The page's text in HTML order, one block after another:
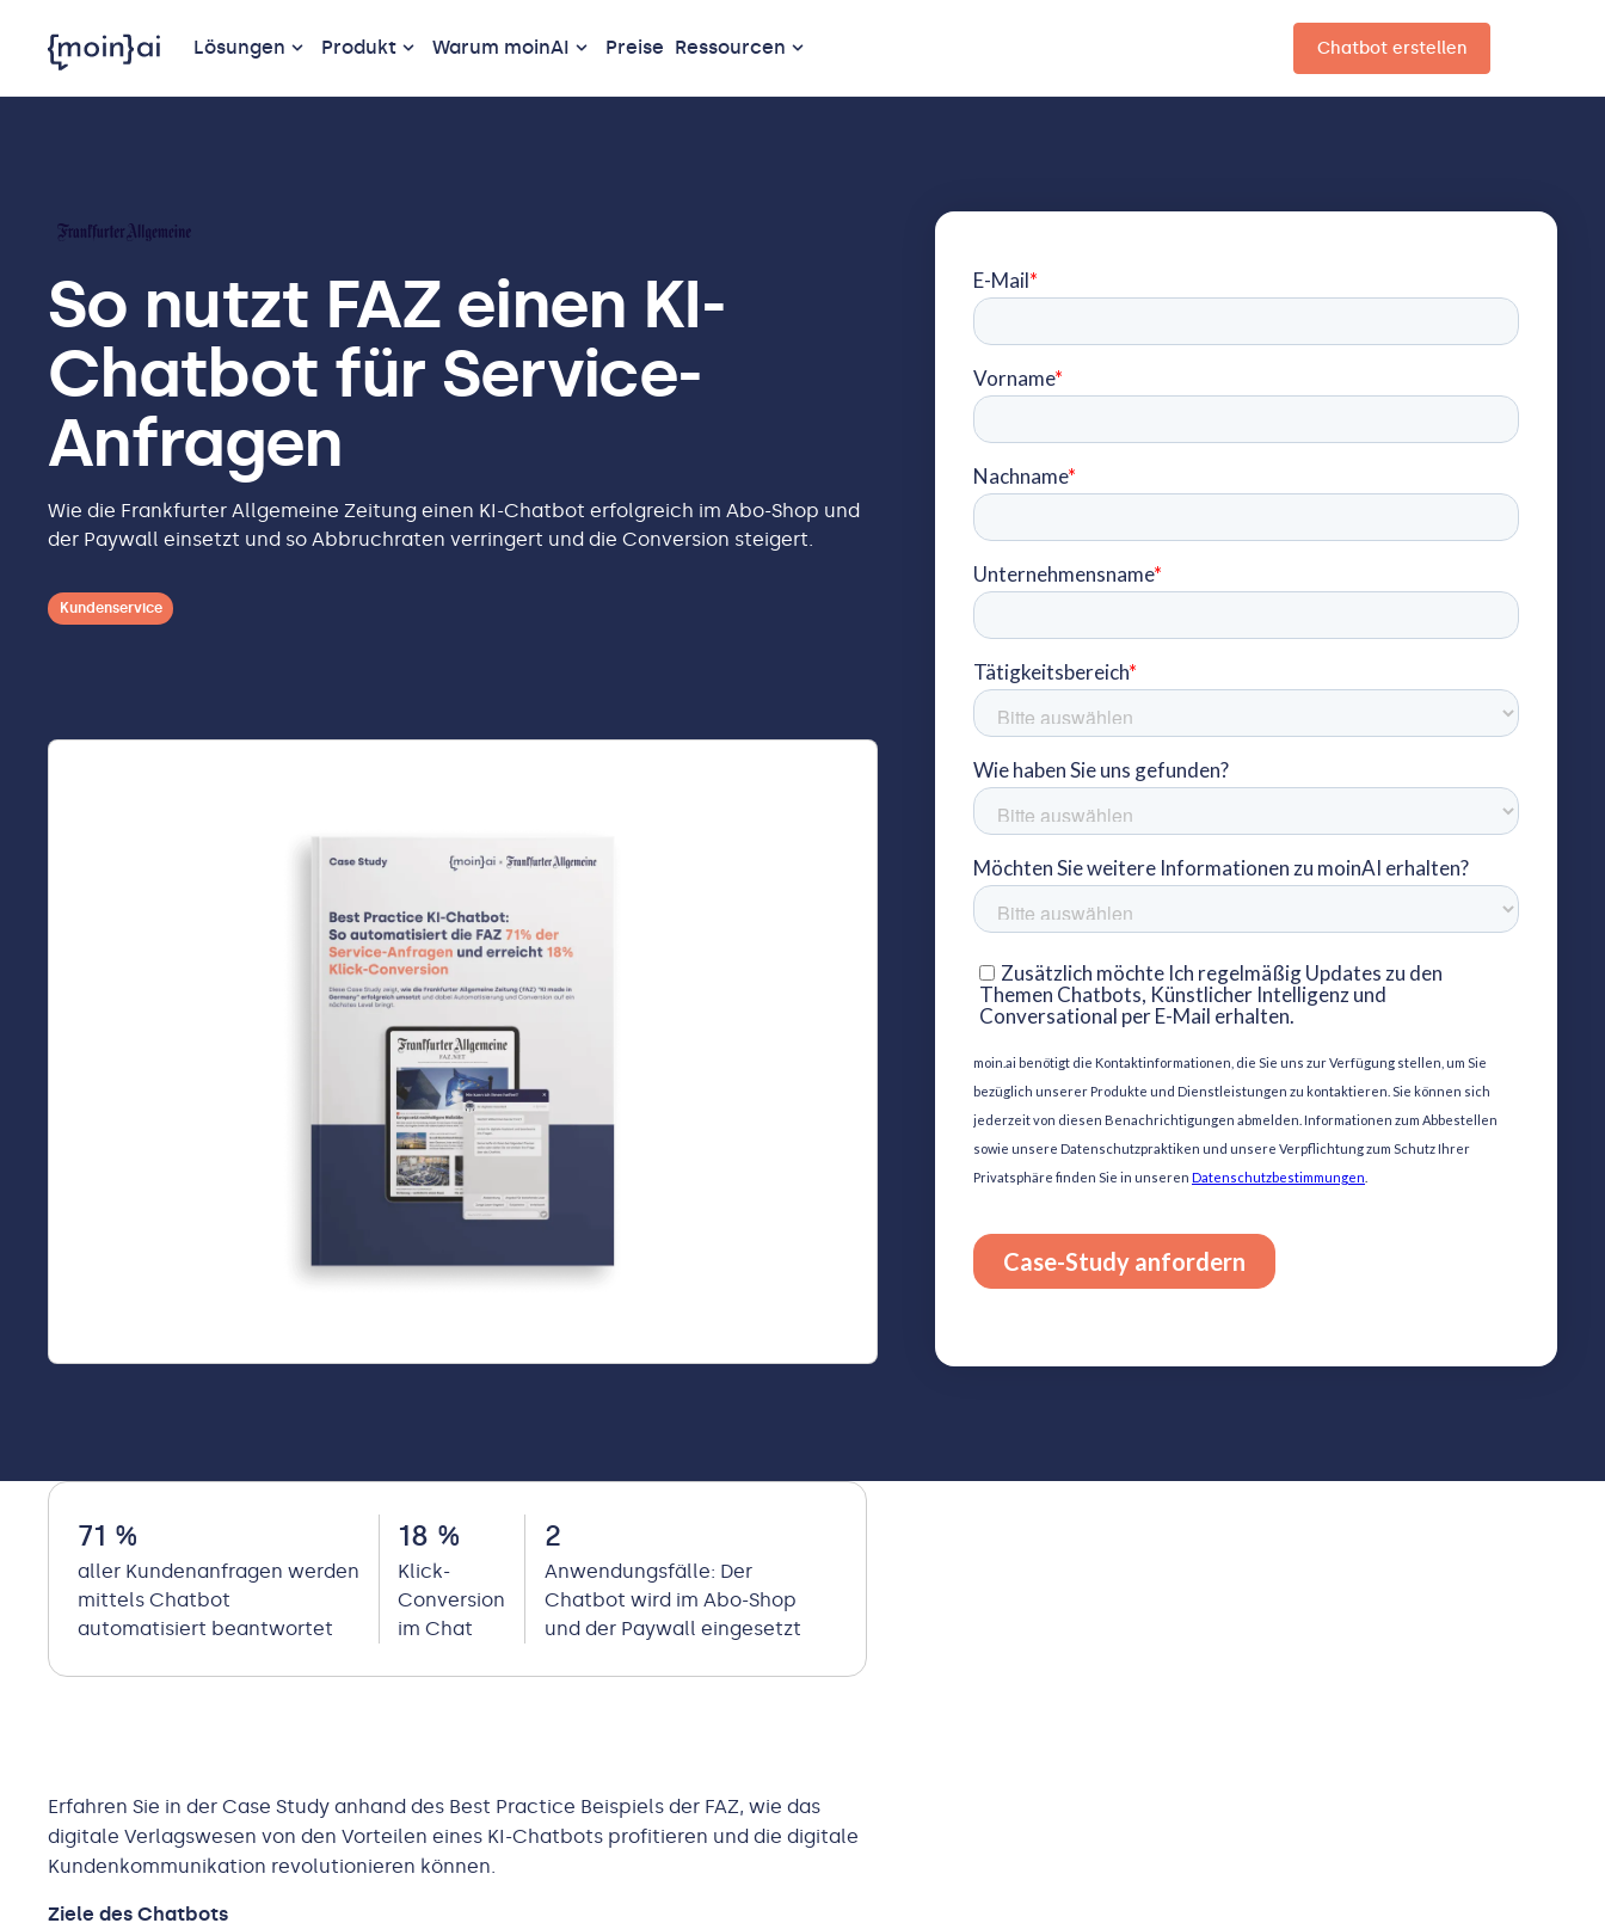
Lösungen Produkt Warum moinAI Preise Ressourcen Chatbot erstellen
So nutzt FAZ einen KI-
Chatbot für Service-
Anfragen
Wie die Frankfurter Allgemeine Zeitung einen KI-Chatbot erfolgreich im Abo-Shop und
der Paywall einsetzt und so Abbruchraten verringert und die Conversion steigert.
Kundenservice
71 %
aller Kundenanfragen werden
mittels Chatbot
automatisiert beantwortet
18 %
Klick-
Conversion
im Chat
2
Anwendungsfälle: Der
Chatbot wird im Abo-Shop
und der Paywall eingesetzt
Erfahren Sie in der Case Study anhand des Best Practice Beispiels der FAZ, wie das
digitale Verlagswesen von den Vorteilen eines KI-Chatbots profitieren und die digitale
Kundenkommunikation revolutionieren können.
Ziele des Chatbots